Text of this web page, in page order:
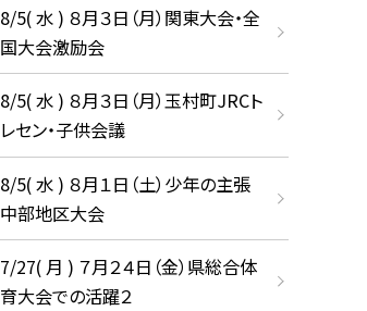
8/5( 水 ) ８月３日（月）関東大会・全
国大会激励会
8/5( 水 ) ８月３日（月）玉村町JRCト
レセン・子供会議
8/5( 水 ) ８月１日（土）少年の主張
中部地区大会
7/27( 月 ) ７月２４日（金）県総合体
育大会での活躍２